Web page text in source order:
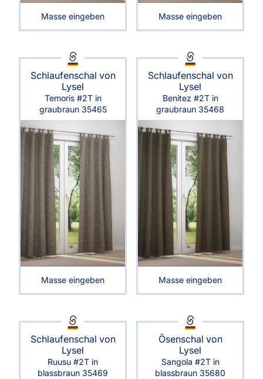
Masse eingeben Masse eingeben
Schlaufenschal von
Lysel
Temoris #2T in
graubraun 35465
Masse eingeben
Schlaufenschal von
Lysel
Benitez #2T in
graubraun 35468
Masse eingeben
Schlaufenschal von
Lysel
Ruusu #2T in
blassbraun 35469
Ösenschal von
Lysel
Sangola #2T in
blassbraun 35680